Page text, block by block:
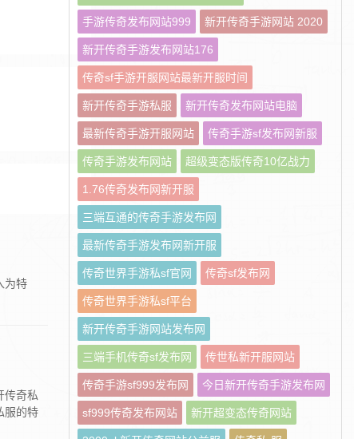
为特
传奇私
服的特
手游传奇发布网站999 新开传奇手游网站 2020
新开传奇手游发布网站176
传奇sf手游开服网站最新开服时间
新开传奇手游私服 新开传奇发布网站电脑
最新传奇手游开服网站 传奇手游sf发布网新服
传奇手游发布网站 超级变态版传奇10亿战力
1.76传奇发布网新开服
三端互通的传奇手游发布网
最新传奇手游发布网新开服
传奇世界手游私sf官网 传奇sf发布网
传奇世界手游私sf平台
新开传奇手游网站发布网
三端手机传奇sf发布网 传世私新开服网站
传奇手游sf999发布网 今日新开传奇手游发布网
sf999传奇发布网站 新开超变态传奇网站